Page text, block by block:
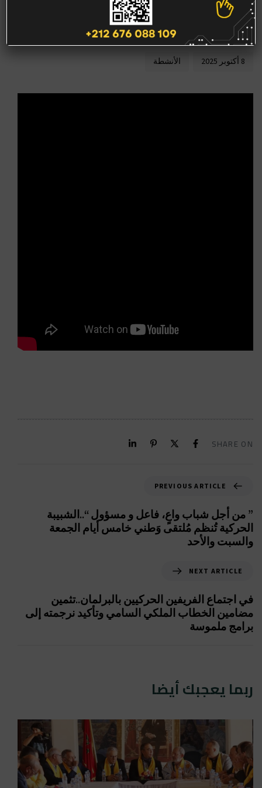
الحكومة
8 أكتوبر 2025 الأنشطة
SHARE ON
PREVIOUS ARTICLE
” من أجل شباب واعٍ، فاعل و مسؤول “..الشبيبة
الحركية تُنظم مُلتقى وَطني خامس أيام الجمعة
والسبت والأحد
NEXT ARTICLE
في اجتماع الفريفين الحركيين بالبرلمان..تثمين
مضامين الخطاب الملكي السامي وتأكيد نرجمته إلى
برامج ملموسة
ربما يعجبك أيضا